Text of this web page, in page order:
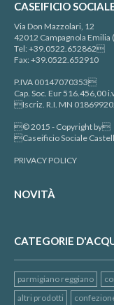
CASEIFICIO
Via Don Mazzolari, 12
42012 Campagnola Emilia
Tel: +39.0522.652862
Fax: +39.0522.652910
P.IVA 00147070353
Cap. Soc. Eur 516.456,00
Iscriz. R.I. MN
© 2015 - Copyright by
Caseificio Sociale
PRIVACY POLICY
NOVITÀ
CATEGORIE
parmigiano reggiano
altri prodotti